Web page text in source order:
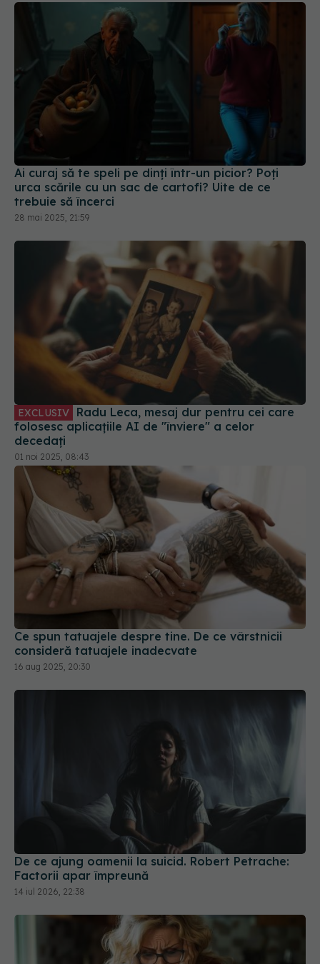
Ai curaj să te speli pe dinți într-un picior? Poți
urca scările cu un sac de cartofi? Uite de ce
trebuie să încerci
28 mai 2025, 21:59
EXCLUSIV
folosesc aplicațiile AI de "înviere" a celor
decedați
01 noi 2025, 08:43
Ce spun tatuajele despre tine. De ce vârstnicii
consideră tatuajele inadecvate
16 aug 2025, 20:30
De ce ajung oamenii la suicid. Robert Petrache:
Factorii apar împreună
14 iul 2026, 22:38